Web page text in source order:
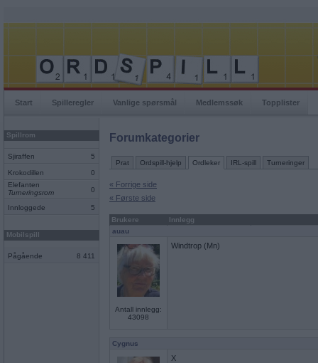
Start Spilleregler Vanlige spørsmål Medlemssøk Topplister
Spillrom
Sjiraffen 5
Krokodillen
0
Elefanten
Turneringsrom
0
Innloggede 5
Mobilspill
Pågående 8 411
Forumkategorier
Prat Ordspill-hjelp Ordleker IRL-spill Turneringer
« Forrige side
« Første side
Brukere
Innlegg
auau
Antall innlegg:
43098
Windtrop (Mn)
Cygnus
X